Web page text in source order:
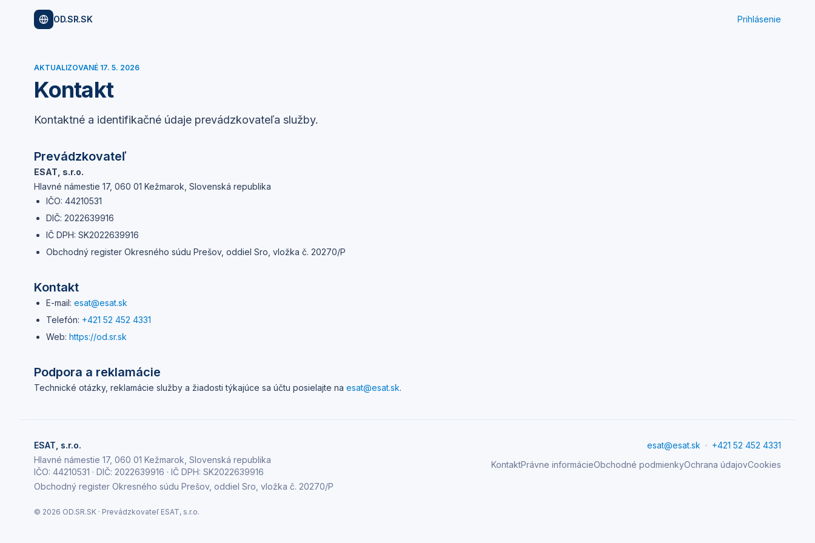
OD.SR.SK Prihlásenie
AKTUALIZOVANÉ 17. 5. 2026
Kontakt
Kontaktné a identifikačné údaje prevádzkovateľa služby.
Prevádzkovateľ
ESAT, s.r.o.
Hlavné námestie 17, 060 01 Kežmarok, Slovenská republika
IČO: 44210531
DIČ: 2022639916
IČ DPH: SK2022639916
Obchodný register Okresného súdu Prešov, oddiel Sro, vložka č. 20270/P
Kontakt
E-mail: esat@esat.sk
Telefón: +421 52 452 4331
Web: https://od.sr.sk
Podpora a reklamácie
Technické otázky, reklamácie služby a žiadosti týkajúce sa účtu posielajte na esat@esat.sk.
ESAT, s.r.o.
Hlavné námestie 17, 060 01 Kežmarok, Slovenská republika
IČO: 44210531 · DIČ: 2022639916 · IČ DPH: SK2022639916
Obchodný register Okresného súdu Prešov, oddiel Sro, vložka č. 20270/P
esat@esat.sk · +421 52 452 4331
KontaktPrávne informácieObchodné podmienkyOchrana údajovCookies
© 2026 OD.SR.SK · Prevádzkovateľ ESAT, s.r.o.